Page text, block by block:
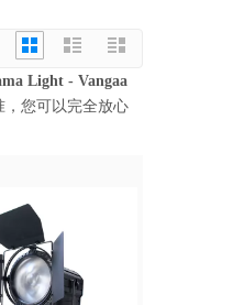
Light - Vangaa
，您可以完全放心